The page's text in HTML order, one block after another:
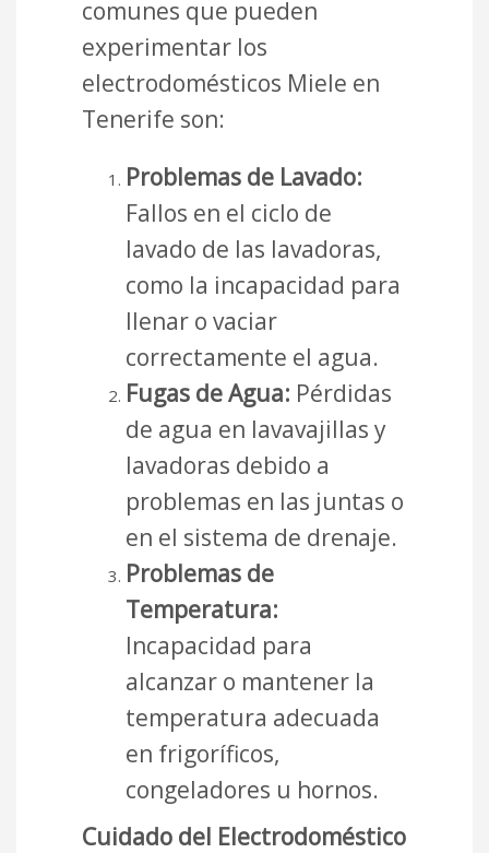
comunes que pueden
experimentar los
electrodomésticos Miele en
Tenerife son:
Problemas de Lavado:
Fallos en el ciclo de
lavado de las lavadoras,
como la incapacidad para
llenar o vaciar
correctamente el agua.
Fugas de Agua: Pérdidas
de agua en lavavajillas y
lavadoras debido a
problemas en las juntas o
en el sistema de drenaje.
Problemas de
Temperatura:
Incapacidad para
alcanzar o mantener la
temperatura adecuada
en frigoríficos,
congeladores u hornos.
Cuidado del Electrodoméstico